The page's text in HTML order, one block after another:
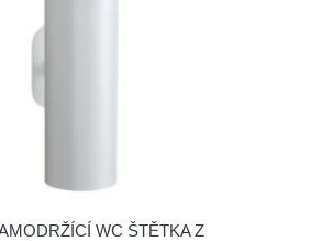
WC ŠTĚTKA Z